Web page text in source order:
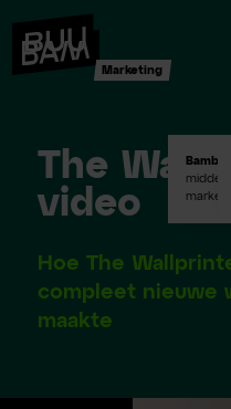
Marketing
The
video
Hoe The
compleet nieuwe
maakte